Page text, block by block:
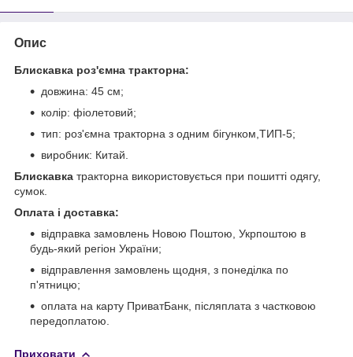
Опис
Блискавка роз'ємна тракторна:
довжина: 45 см;
колір: фіолетовий;
тип: роз'ємна тракторна з одним бігунком,ТИП-5;
виробник: Китай.
Блискавка тракторна використовується при пошитті одягу,
сумок.
Оплата і доставка:
відправка замовлень Новою Поштою, Укрпоштою в
будь-який регіон України;
відправлення замовлень щодня, з понеділка по
п'ятницю;
оплата на карту ПриватБанк, післяплата з частковою
передоплатою.
Приховати